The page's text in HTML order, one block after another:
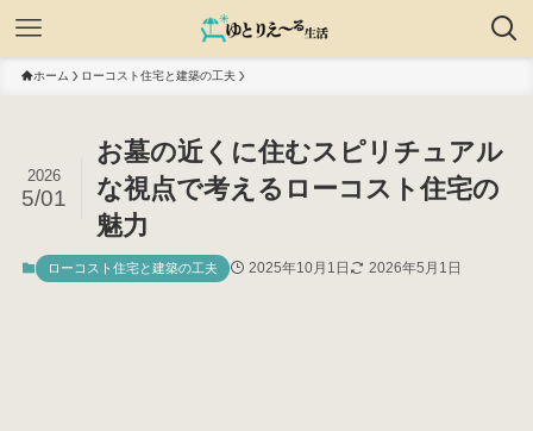
ホーム ローコスト住宅と建築の工夫
お墓の近くに住むスピリチュアル
な視点で考えるローコスト住宅の
魅力
2026
5/01
ローコスト住宅と建築の工夫 2025年10月1日 2026年5月1日